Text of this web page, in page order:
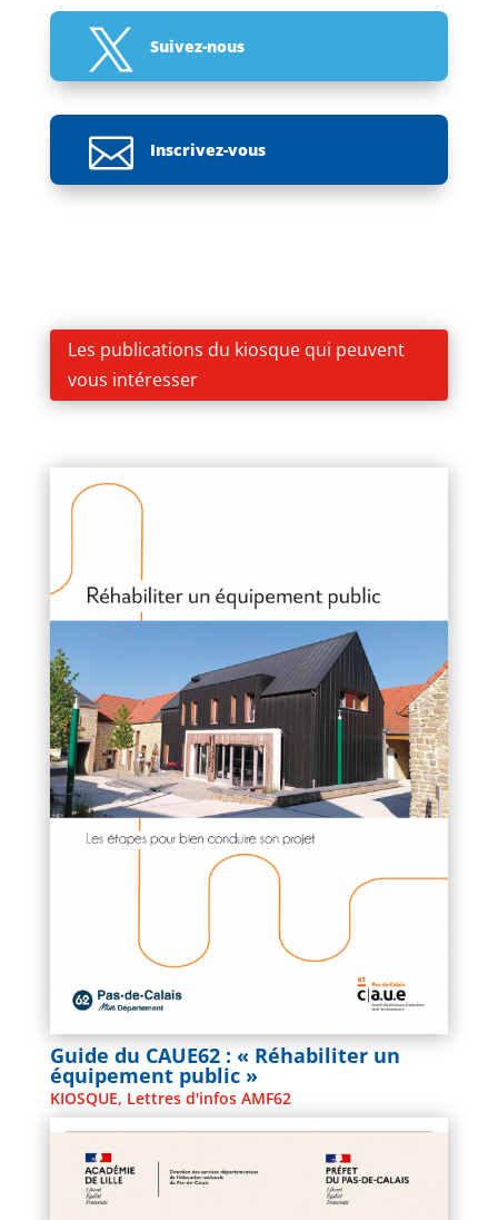
 Suivez-nous
 Inscrivez-vous
Les publications du kiosque qui peuvent
vous intéresser
Guide du CAUE62 : « Réhabiliter un
équipement public »
KIOSQUE, Lettres d'infos AMF62